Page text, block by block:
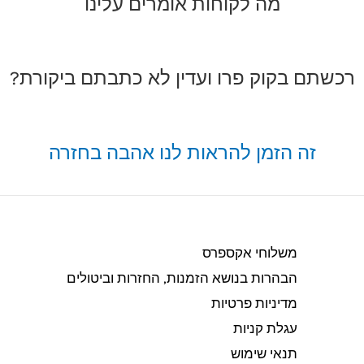
רכשתם בקוק פרו ועדין לא כתבתם ביקורת?
זה הזמן להראות לנו אהבה בחזרה
משלוחי אקספרס
הבהרות בנושא הזמנות, החזרות וביטולים​
מדיניות פרטיות
עגלת קניות
תנאי שימוש